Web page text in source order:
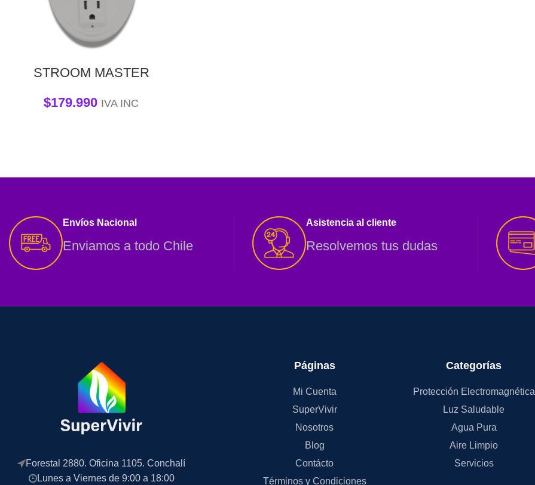
STROOM MASTER
$179.990 IVA INC
Envíos Nacional
Enviamos a todo Chile
Asistencia al cliente
Resolvemos tus dudas
Forestal 2880. Oficina 1105. Conchalí
Lunes a Viernes de 9:00 a 18:00
Páginas
Mi Cuenta
SuperVivir
Nosotros
Blog
Contácto
Términos y Condiciones
Categorías
Protección Electromagnética
Luz Saludable
Agua Pura
Aire Limpio
Servicios